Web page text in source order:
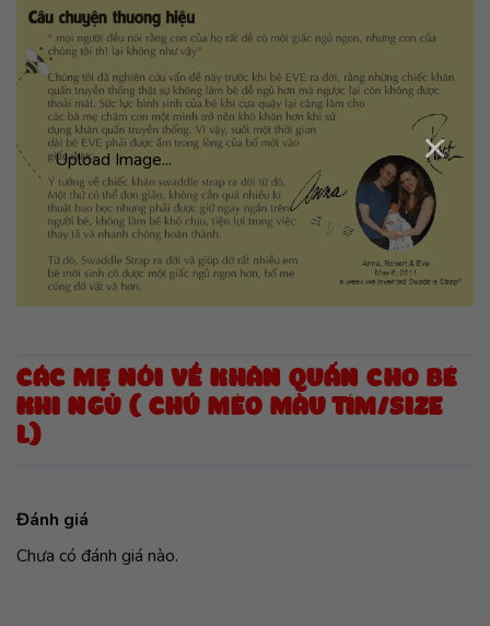
Upload Image... ×
CÁC MẸ NÓI VỀ KHĂN QUẤN CHO BÉ
KHI NGỦ ( CHÚ MÈO MÀU TÍM/SIZE
L)
Đánh giá
Chưa có đánh giá nào.